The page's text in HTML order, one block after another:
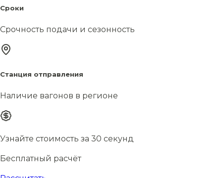
Сроки
Срочность подачи и сезонность
Станция отправления
Наличие вагонов в регионе
Узнайте стоимость за 30 секунд
Бесплатный расчёт